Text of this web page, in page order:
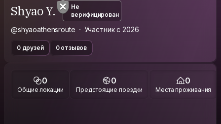
Shyao Y.
Не
верифицирован
@shyaoathensroute Участник с 2026
0 друзей 0 отзывов
0
Общие локации
0
Предстоящие поездки
0
Места проживания